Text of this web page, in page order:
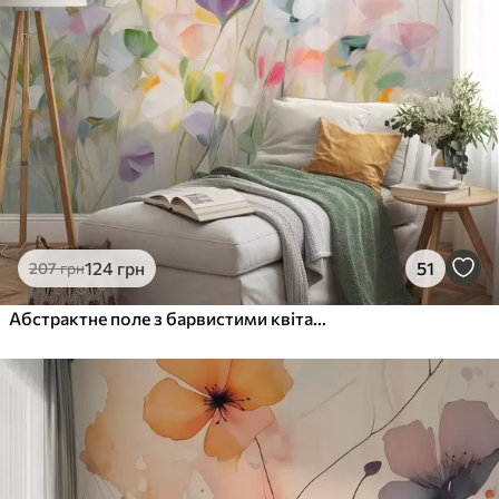
207грн124 грн 51